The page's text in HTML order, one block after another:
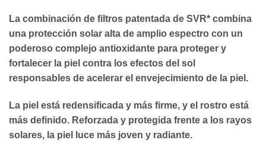
La combinación de filtros patentada de SVR* combina
una protección solar alta de amplio espectro con un
poderoso complejo antioxidante para proteger y
fortalecer la piel contra los efectos del sol
responsables de acelerar el envejecimiento de la piel.
La piel está redensificada y más firme, y el rostro está
más definido. Reforzada y protegida frente a los rayos
solares, la piel luce más joven y radiante.